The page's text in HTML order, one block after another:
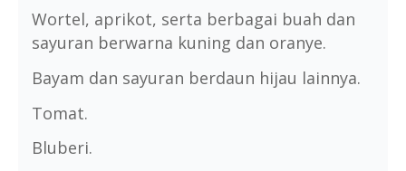
Wortel, aprikot, serta berbagai buah dan
sayuran berwarna kuning dan oranye.
Bayam dan sayuran berdaun hijau lainnya.
Tomat.
Bluberi.